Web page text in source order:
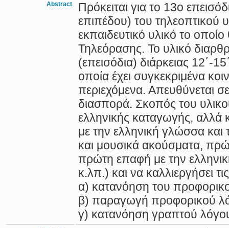
Abstract
Πρόκειται για το 13ο
επιπέδου) του
εκπαιδευτικό υλικό το
Τηλεόρασης. Το υλικό
(επεισόδια) διάρκειας 12΄-
οποία έχει συγκεκριμένα
περιεχόμενα. Απευθύνεται
διασπορά. Σκοπός του
ελληνικής καταγωγής, αλλά
με την ελληνική γλώσσα
και μουσικά ακούσματα,
πρώτη επαφή με την
κ.λπ.) και να καλλιεργήσει
α) κατανόηση του
β) παραγωγή προφορικού
γ) κατανόηση γραπτού